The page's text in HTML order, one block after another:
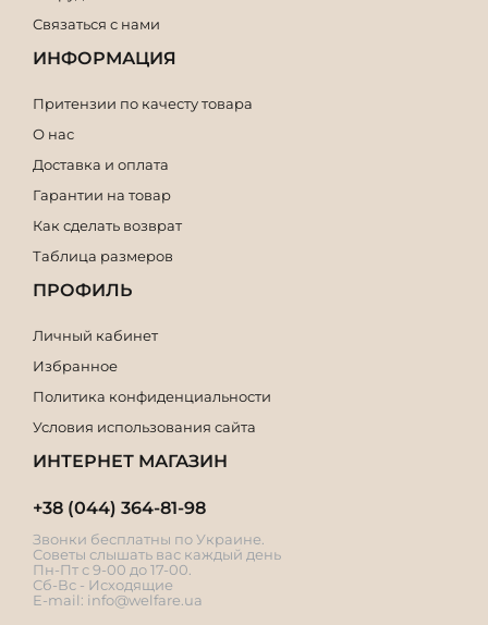
Связаться с нами
ИНФОРМАЦИЯ
Притензии по качесту товара
О нас
Доставка и оплата
Гарантии на товар
Как сделать возврат
Таблица размеров
ПРОФИЛЬ
Личный кабинет
Избранное
Политика конфиденциальности
Условия использования сайта
ИНТЕРНЕТ МАГАЗИН
+38 (044) 364-81-98
Звонки бесплатны по Украине.
Советы слышать вас каждый день
Пн-Пт с 9-00 до 17-00.
Сб-Вс - Исходящие
E-mail: info@welfare.ua